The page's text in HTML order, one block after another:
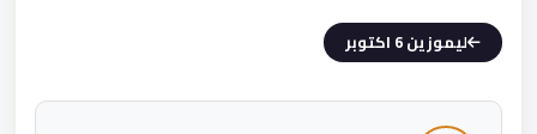
ليموزين 6 اكتوبر